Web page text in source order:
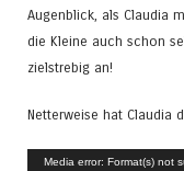
Augenblick, als Claudia
die Kleine auch schon
zielstrebig an!
Netterweise hat Claudia
Video-
Media error: Format(s) not